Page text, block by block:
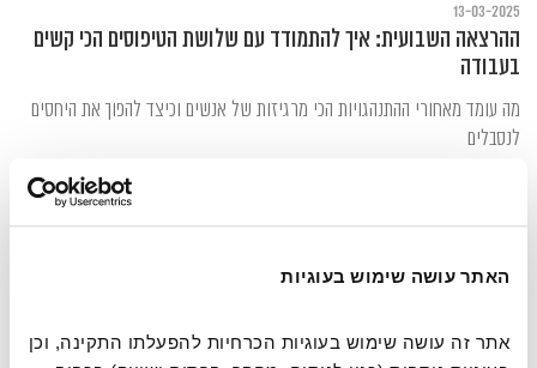
האתר עושה שימוש בעוגיות
13-03-2025
ההרצאה השבועית: איך להתמודד עם שלושת הטיפוסים הכי קשים
בעבודה
מה עומד מאחורי ההתנהגויות הכי מרגיזות של אנשים וכיצד להפוך את היחסים
לנסבלים